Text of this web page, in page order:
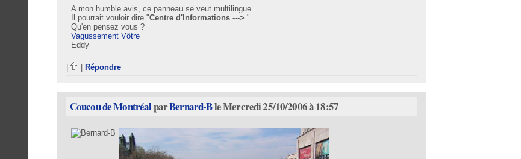
A mon humble avis, ce panneau se veut multilingue...
Il pourrait vouloir dire "Centre d'Informations ---> "
Qu'en pensez vous ?
Vagussement Vôtre
Eddy
Répondre
Coucou de MontréalparBernard-Ble Mercredi 25/10/2006 à 18:57